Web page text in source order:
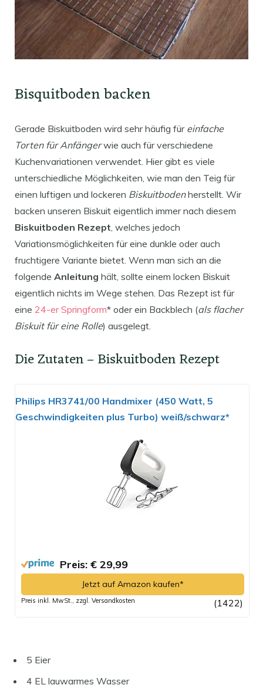
Bisquitboden backen
Gerade Biskuitboden wird sehr häufig für einfache
Torten für Anfängerwie auch für verschiedene
Kuchenvariationen verwendet. Hier gibt es viele
unterschiedliche Möglichkeiten, wie man den Teig für
einen luftigen und lockeren Biskuitbodenherstellt. Wir
backen unseren Biskuit eigentlich immer nach diesem
Biskuitboden Rezept, welches jedoch
Variationsmöglichkeiten für eine dunkle oder auch
fruchtigere Variante bietet. Wenn man sich an die
folgende Anleitung hält, sollte einem locken Biskuit
eigentlich nichts im Wege stehen. Das Rezept ist für
eine 24-er Springform* oder ein Backblech (als flacher
Biskuit für eine Rolle) ausgelegt.
Die Zutaten – Biskuitboden Rezept
Philips HR3741/00 Handmixer (450 Watt, 5
Geschwindigkeiten plus Turbo) weiß/schwarz*
Preis: € 29,99
Jetzt auf Amazon kaufen*
Preis inkl. MwSt., zzgl. Versandkosten (1422)
5 Eier
4 EL lauwarmes Wasser